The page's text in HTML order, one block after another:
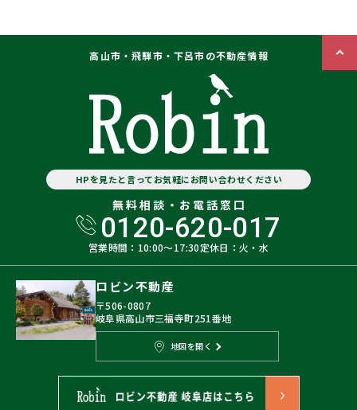
高山市・飛騨市・下呂市の不動産情報
HPを見たと言ってお気軽にお問い合わせください
無料相談・お電話窓口
0120-620-017
営業時間：10:00〜17:30定休日：火・水
ロビン不動産
〒506-0807
岐阜県高山市三福寺町251番地
地図を開く